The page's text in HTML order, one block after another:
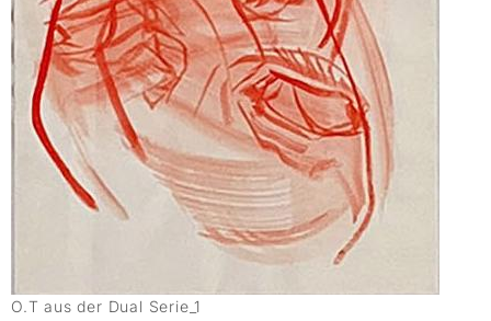
O.T aus der Dual Serie_1